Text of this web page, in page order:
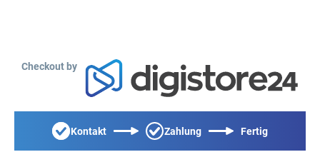
Checkout by
Kontakt Zahlung Fertig